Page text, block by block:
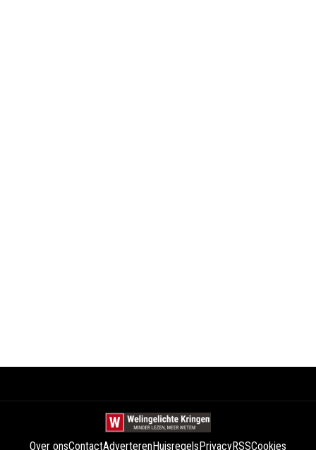
Over onsContactAdverterenHuisregels PrivacyRSSCookies